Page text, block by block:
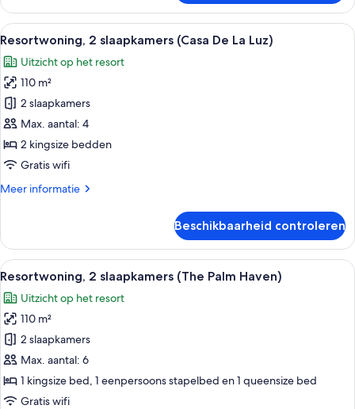
3
slaapkamers
(Joy
Alle
foto's
voor
Resortwoning,
2
slaapkamers
(Casa
De
Luz)
Een moderne woonkamer met een
14
Resortwoning, 2 slaapkamers (Casa De La Luz)
Uitzicht op het resort
110 m²
2 slaapkamers
Max. aantal: 4
2 kingsize bedden
Gratis wifi
Meer informatie
Meer
2
slaapkamers
(Casa
La
Luz)
Beschikbaarheid controleren
Alle
foto's
voor
Resortwoning,
2
slaapkamers
(The
Palm
Een ruime keuken met een
13
Resortwoning, 2 slaapkamers (The Palm Haven)
Uitzicht op het resort
110 m²
2 slaapkamers
Max. aantal: 6
1 kingsize bed, 1 eenpersoons stapelbed en 1 queensize bed
Gratis wifi